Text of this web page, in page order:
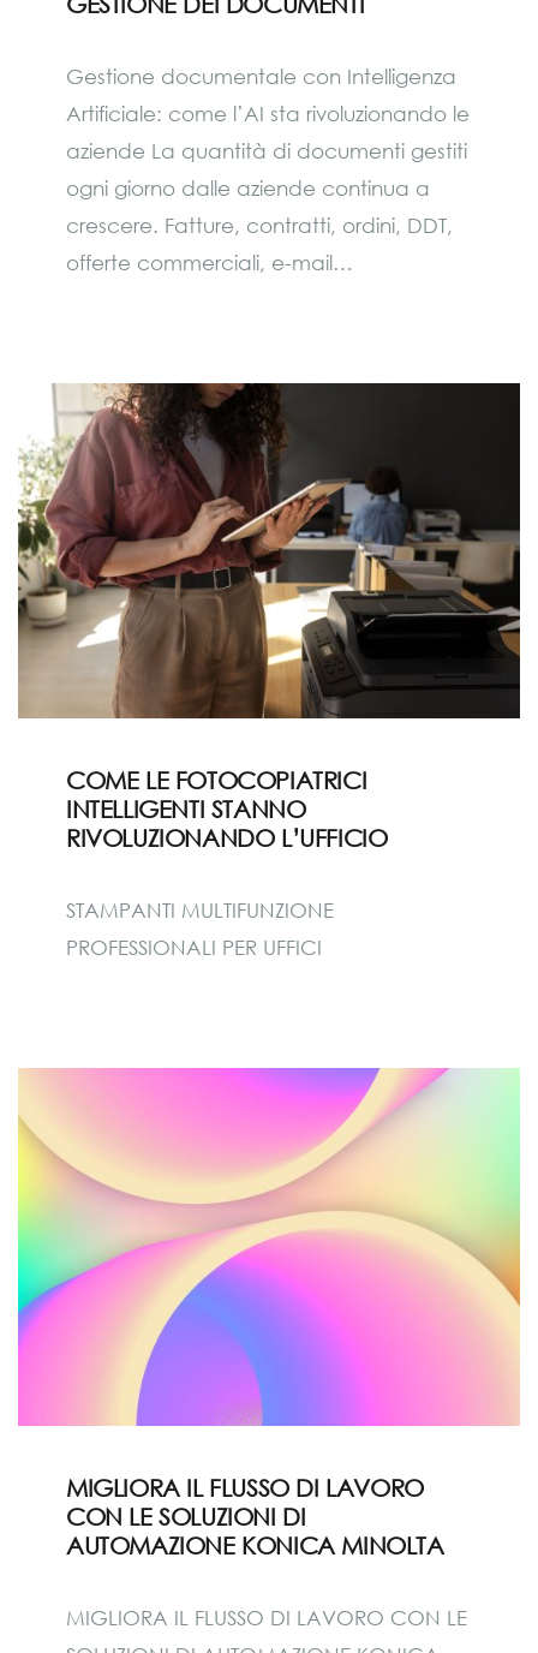
Gestione documentale con Intelligenza
Artificiale: come l’AI sta rivoluzionando le
aziende La quantità di documenti gestiti
ogni giorno dalle aziende continua a
crescere. Fatture, contratti, ordini, DDT,
offerte commerciali, e-mail…
COME LE FOTOCOPIATRICI
INTELLIGENTI STANNO
RIVOLUZIONANDO L’UFFICIO
STAMPANTI MULTIFUNZIONE
PROFESSIONALI PER UFFICI
MIGLIORA IL FLUSSO DI LAVORO
CON LE SOLUZIONI DI
AUTOMAZIONE KONICA MINOLTA
MIGLIORA IL FLUSSO DI LAVORO CON LE